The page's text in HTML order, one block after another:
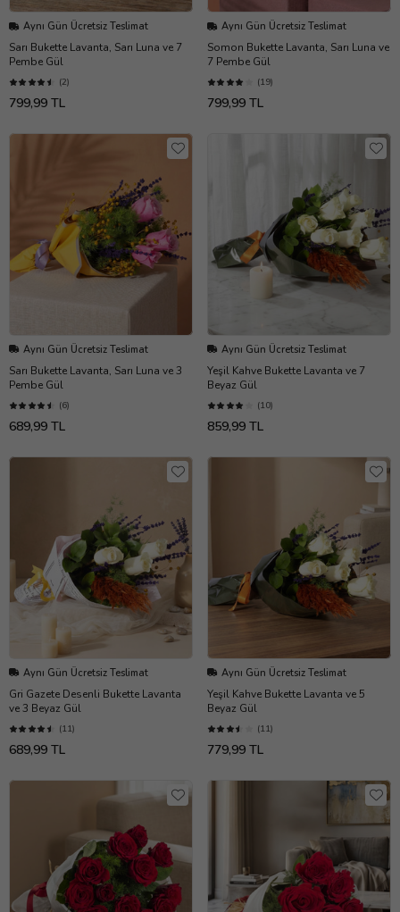
Aynı Gün Ücretsiz Teslimat
Sarı Bukette Lavanta, Sarı Luna ve 7
Pembe Gül
(2)
799,99 TL
Aynı Gün Ücretsiz Teslimat
Somon Bukette Lavanta, Sarı Luna ve
7 Pembe Gül
(19)
799,99 TL
Aynı Gün Ücretsiz Teslimat
Sarı Bukette Lavanta, Sarı Luna ve 3
Pembe Gül
(6)
689,99 TL
Aynı Gün Ücretsiz Teslimat
Yeşil Kahve Bukette Lavanta ve 7
Beyaz Gül
(10)
859,99 TL
Aynı Gün Ücretsiz Teslimat
Gri Gazete Desenli Bukette Lavanta
ve 3 Beyaz Gül
(11)
689,99 TL
Aynı Gün Ücretsiz Teslimat
Yeşil Kahve Bukette Lavanta ve 5
Beyaz Gül
(11)
779,99 TL